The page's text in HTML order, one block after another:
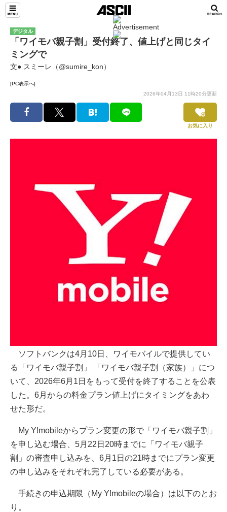
デジタル
「ワイモバ親子割」受付終了、値上げと同じタイ
ミングで
文● スミーレ（@sumire_kon）
[PC表示へ]
2026年04月13日 11時20分更新
お気に入り
ソフトバンクは4月10日、ワイモバイルで提供してい
る「ワイモバ親子割」 「ワイモバ親子割（家族）」につ
いて、2026年6月1日をもって受付を終了することを公表
した。6月からの料金プラン値上げにタイミングをあわ
せた形だ。
My Y!mobileからプラン変更の形で「ワイモバ親子割」
を申し込む場合、5月22日20時までに「ワイモバ親子
割」の審査申し込みを、6月1日の21時までにプラン変更
の申し込みをそれぞれ完了している必要がある。
手続きの申込期限（My Y!mobileの場合）は以下のとお
り。